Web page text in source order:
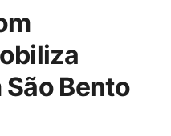
Bento